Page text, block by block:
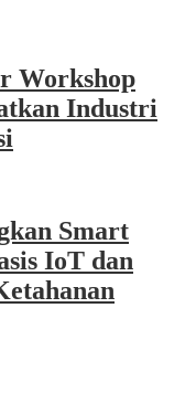
Workshop
Industri
Smart
IoT dan